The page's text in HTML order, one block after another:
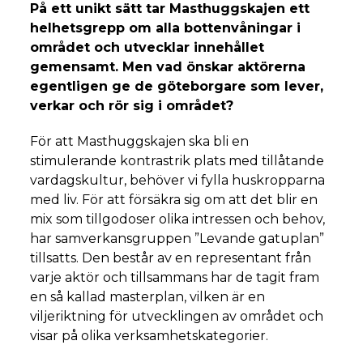
På ett unikt sätt tar Masthuggskajen ett
helhetsgrepp om alla bottenvåningar i
området och utvecklar innehållet
gemensamt. Men vad önskar aktörerna
egentligen ge de göteborgare som lever,
verkar och rör sig i området?
För att Masthuggskajen ska bli en
stimulerande kontrastrik plats med tillåtande
vardagskultur, behöver vi fylla huskropparna
med liv. För att försäkra sig om att det blir en
mix som tillgodoser olika intressen och behov,
har samverkansgruppen ”Levande gatuplan”
tillsatts. Den består av en representant från
varje aktör och tillsammans har de tagit fram
en så kallad masterplan, vilken är en
viljeriktning för utvecklingen av området och
visar på olika verksamhetskategorier.